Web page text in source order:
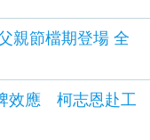
親節檔期登場 全
效應 柯志恩赴工